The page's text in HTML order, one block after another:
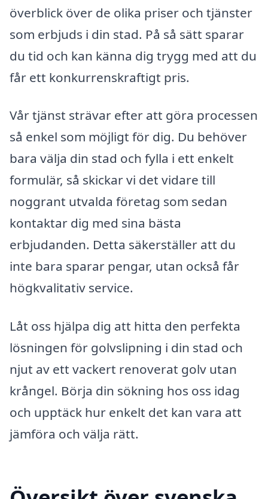
överblick över de olika priser och tjänster
som erbjuds i din stad. På så sätt sparar
du tid och kan känna dig trygg med att du
får ett konkurrenskraftigt pris.
Vår tjänst strävar efter att göra processen
så enkel som möjligt för dig. Du behöver
bara välja din stad och fylla i ett enkelt
formulär, så skickar vi det vidare till
noggrant utvalda företag som sedan
kontaktar dig med sina bästa
erbjudanden. Detta säkerställer att du
inte bara sparar pengar, utan också får
högkvalitativ service.
Låt oss hjälpa dig att hitta den perfekta
lösningen för golvslipning i din stad och
njut av ett vackert renoverat golv utan
krångel. Börja din sökning hos oss idag
och upptäck hur enkelt det kan vara att
jämföra och välja rätt.